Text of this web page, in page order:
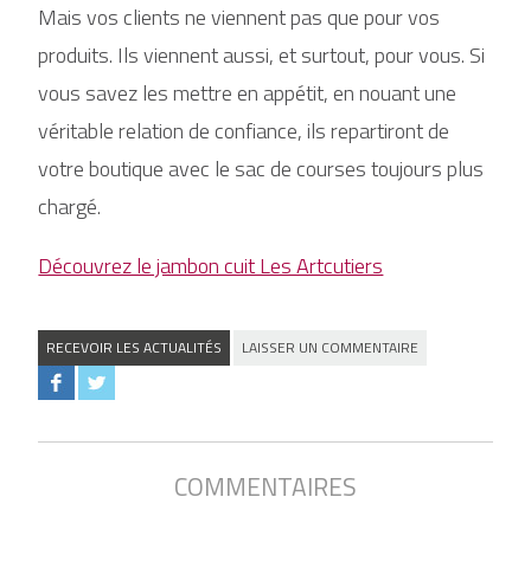
Mais vos clients ne viennent pas que pour vos
produits. Ils viennent aussi, et surtout, pour vous. Si
vous savez les mettre en appétit, en nouant une
véritable relation de confiance, ils repartiront de
votre boutique avec le sac de courses toujours plus
chargé.
Découvrez le jambon cuit Les Artcutiers
RECEVOIR LES ACTUALITÉS LAISSER UN COMMENTAIRE
COMMENTAIRES